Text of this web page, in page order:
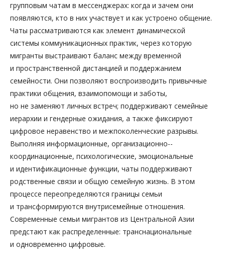
групповым чатам в мессенджерах: когда и зачем они
появляются, кто в них участвует и как устроено общение.
Чаты рассматриваются как элемент динамической
системы коммуникационных практик, через которую
мигранты выстраивают баланс между временной
и пространственной дистанцией и поддержанием
семейности. Они позволяют воспроизводить привычные
практики общения, взаимопомощи и заботы,
но не заменяют личных встреч; поддерживают семейные
иерархии и гендерные ожидания, а также фиксируют
цифровое неравенство и межпоколенческие разрывы.
Выполняя информационные, организационно-­
координационные, психологические, эмоциональные
и идентификационные функции, чаты поддерживают
родственные связи и общую семейную жизнь. В этом
процессе переопределяются границы семьи
и трансформируются внутрисемейные отношения.
Современные семьи мигрантов из Центральной Азии
предстают как распределенные: транснациональные
и одновременно цифровые.